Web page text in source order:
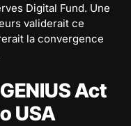
Digital Fund. Une
validerait ce
la convergence
Act
USA